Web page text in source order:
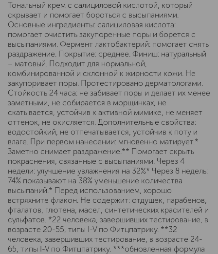
Тональный крем с салициловой кислотой, который
скрывает и помогает бороться с высыпаниями.
Основные ингредиенты: салициловая кислота:
помогает очистить закупоренные поры и борется с
высыпаниями. Фермент лактобактерий: помогает снять
раздражение. Покрытие: среднее. Финиш: натуральный
– матовый. Подходит для нормальной,
комбинированной и склонной к жирности кожи. Не
закупоривает поры. Протестировано дерматологами.
Стойкость 24 часа: не забивает поры и делает их менее
заметными, не собирается в морщинках, не
скатывается, устойчив к активной мимике, не меняет
оттенок, не окисляется. Дополнительные свойства:
водостойкий, не отпечатывается, устойчив к поту и
влаге. При первом нанесении: мгновенно матирует.*
Заметно снимает раздражение.** Помогает скрыть
покраснения, связанные с высыпаниями. Через 4
недели: улучшение увлажнения на 32%* Через 8 недель:
74% показывают на 38% уменьшение количества
высыпаний.* Перед использованием, хорошо
встряхните флакон. Не содержит: отдушек, парабенов,
фталатов, глютена, масел, синтетических красителей и
сульфатов. *22 человека, завершивших тестирование, в
возрасте 20-55, типы I-V по Фитцпатрику. **32
человека, завершивших тестирование, в возрасте 24-
65, типы I-V по Фитцпатрику. ***обновленная формула